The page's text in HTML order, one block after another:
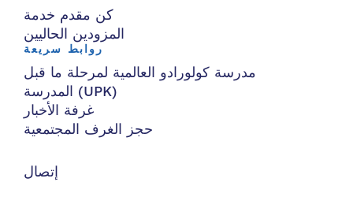
كن مقدم خدمة
المزودين الحاليين
روابط سريعة
مدرسة كولورادو العالمية لمرحلة ما قبل
المدرسة (UPK)
غرفة الأخبار
حجز الغرف المجتمعية
إتصال